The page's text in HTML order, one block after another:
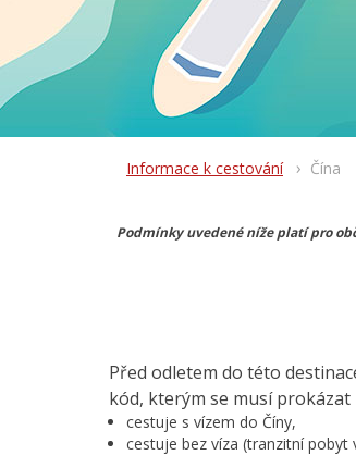
Informace k cestování Čína
Podmínky uvedené níže platí pro
Před odletem do této
kód, kterým se musí
cestuje s vízem do Číny,
cestuje bez víza (tranzitní